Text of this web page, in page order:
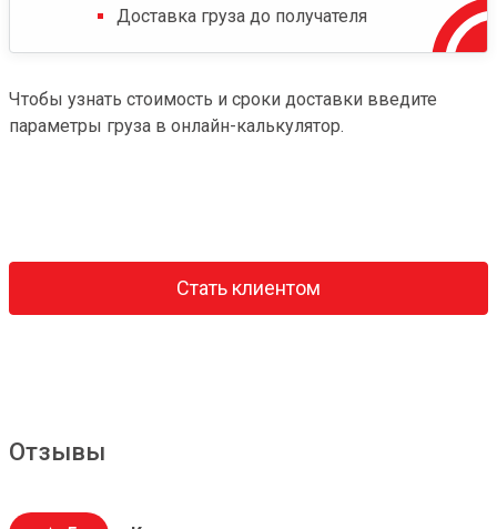
Доставка груза до получателя
Чтобы узнать стоимость и сроки доставки введите
параметры груза в онлайн-калькулятор.
Стать клиентом
Отзывы